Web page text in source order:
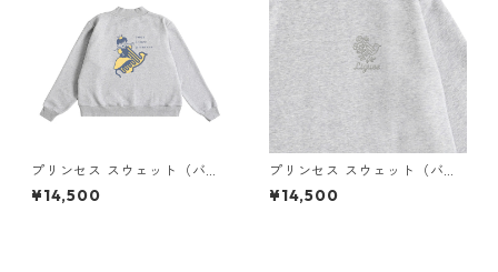
プリンセス スウェット（バッ
クプリント）× Liguee®️糸の鳥
ロゴ（刺繍）
¥14,500
プリンセス スウェット（バッ
クプリント）× Liguee®️花ロゴ
（刺繍）
¥14,500